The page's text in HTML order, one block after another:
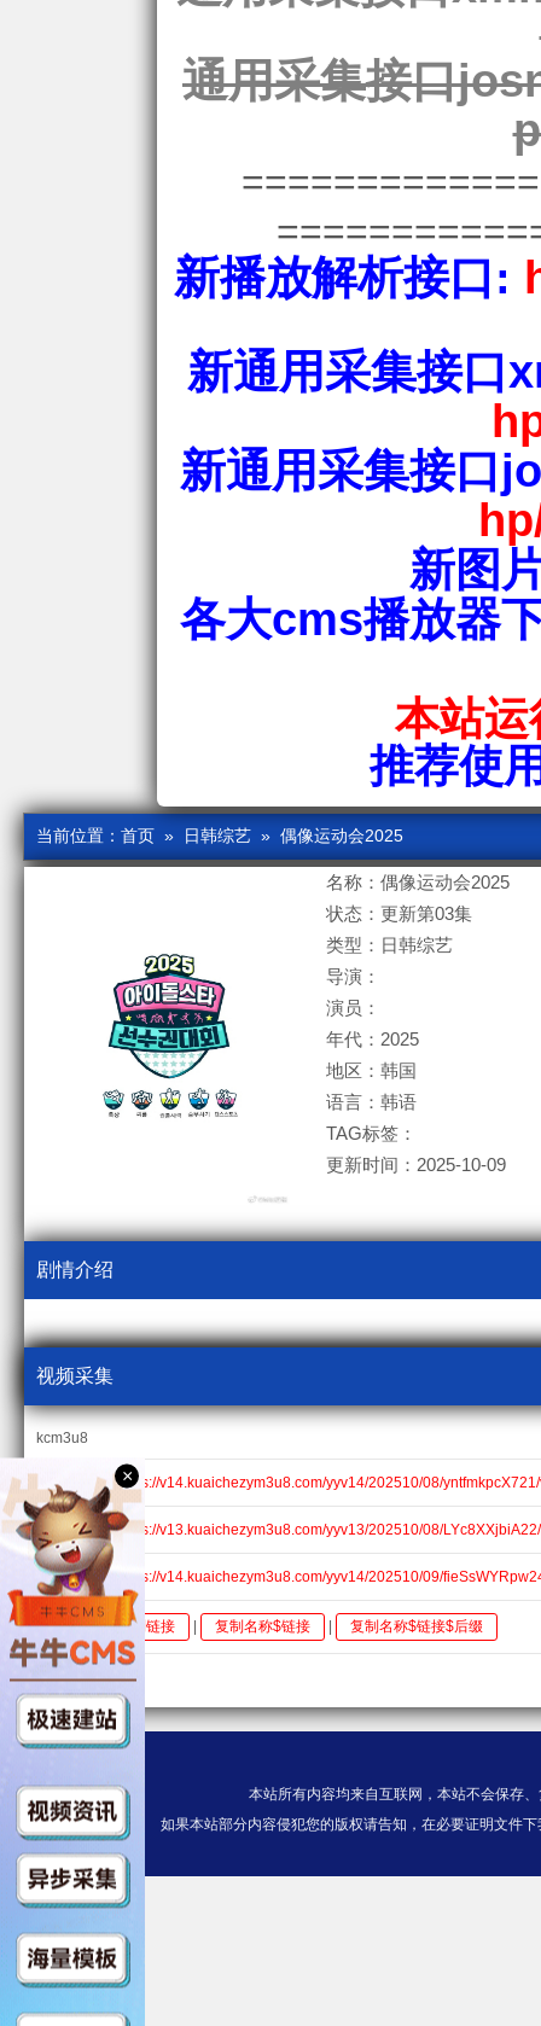
通用采集接口
新播放解析接口:
新通用采集接口
新通用采集接口
新图
各大cms播放器
本站
推荐使
当前位置： 首页 » 日韩综艺 » 偶像运动会2025
名称：偶像运动会2025
状态：更新第03集
类型：日韩综艺
导演：
演员：
年代：2025
地区：韩国
语言：韩语
TAG标签：
更新时间：2025-10-09
剧情介绍
视频采集
kcm3u8
第01集$https://v14.kuaichezym3u8.com/yyv14/202510/08/
第02集$https://v13.kuaichezym3u8.com/yyv13/202510/08/
第03集$https://v14.kuaichezym3u8.com/yyv14/202510/09/
全选 复制链接 复制名称$链接 复制名称$链接$后缀
本站所有内容均来自互联网，本站不会保存
如果本站部分内容侵犯您的版权请告知，在必要证明文件
×